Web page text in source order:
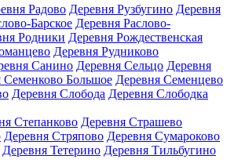
Радово Деревня Рузбугино Деревня
Барское Деревня Раслово-
Родники Деревня Рождественская
Деревня Рудниково
Санино Деревня Сельцо Деревня
Семенково Большое Деревня Семенцево
Деревня Слобода Деревня Слободка
Степанково Деревня Страшево
Деревня Стряпово Деревня Сумароково
Деревня Тетерино Деревня Тильбугино